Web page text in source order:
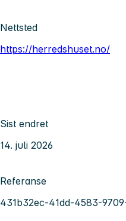
Nettsted
https://herredshuset.no/
Sist endret
14. juli 2026
Referanse
431b32ec-41dd-4583-